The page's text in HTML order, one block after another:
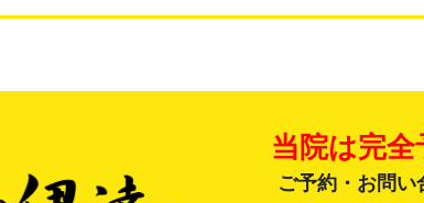
当院は完
ご予約・お問い